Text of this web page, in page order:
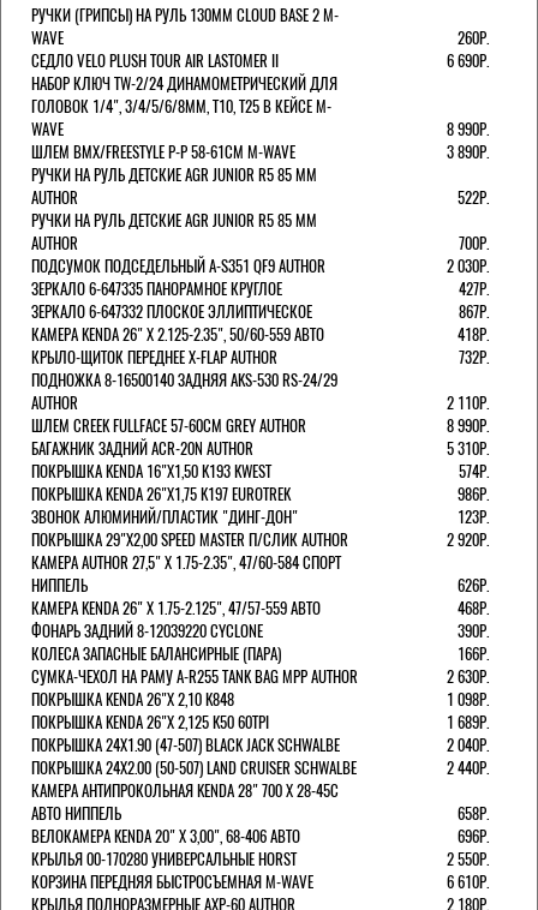
РУЧКИ (ГРИПСЫ) НА РУЛЬ 130ММ CLOUD BASE 2 M-
WAVE
260Р.
СЕДЛО VELO PLUSH TOUR AIR LASTOMER II
6 690Р.
НАБОР КЛЮЧ TW-2/24 ДИНАМОМЕТРИЧЕСКИЙ ДЛЯ
ГОЛОВОК 1/4", 3/4/5/6/8ММ, T10, T25 В КЕЙСЕ M-
WAVE
8 990Р.
ШЛЕМ ВМХ/FREESTYLE Р-Р 58-61СМ M-WAVE
3 890Р.
РУЧКИ НА РУЛЬ ДЕТСКИЕ AGR JUNIOR R5 85 ММ
AUTHOR
522Р.
РУЧКИ НА РУЛЬ ДЕТСКИЕ AGR JUNIOR R5 85 ММ
AUTHOR
700Р.
ПОДСУМОК ПОДСЕДЕЛЬНЫЙ A-S351 QF9 AUTHOR
2 030Р.
ЗЕРКАЛО 6-647335 ПАНОРАМНОЕ КРУГЛОЕ
427Р.
ЗЕРКАЛО 6-647332 ПЛОСКОЕ ЭЛЛИПТИЧЕСКОЕ
867Р.
КАМЕРА KENDA 26" Х 2.125-2.35", 50/60-559 АВТО
418Р.
КРЫЛО-ЩИТОК ПЕРЕДНЕЕ X-FLAP AUTHOR
732Р.
ПОДНОЖКА 8-16500140 ЗАДНЯЯ AKS-530 RS-24/29
AUTHOR
2 110Р.
ШЛЕМ CREEK FULLFACE 57-60СМ GREY AUTHOR
8 990Р.
БАГАЖНИК ЗАДНИЙ ACR-20N AUTHOR
5 310Р.
ПОКРЫШКА KENDA 16"Х1,50 K193 KWEST
574Р.
ПОКРЫШКА KENDA 26"Х1,75 K197 EUROTREK
986Р.
ЗВОНОК АЛЮМИНИЙ/ПЛАСТИК "ДИНГ-ДОН"
123Р.
ПОКРЫШКА 29"Х2,00 SPEED MASTER П/СЛИК AUTHOR
2 920Р.
КАМЕРА AUTHOR 27,5" Х 1.75-2.35", 47/60-584 СПОРТ
НИППЕЛЬ
626Р.
КАМЕРА KENDA 26" Х 1.75-2.125", 47/57-559 АВТО
468Р.
ФОНАРЬ ЗАДНИЙ 8-12039220 CYCLONE
390Р.
КОЛЕСА ЗАПАСНЫЕ БАЛАНСИРНЫЕ (ПАРА)
166Р.
CУМКА-ЧЕХОЛ НА РАМУ A-R255 TANK BAG MPP AUTHOR
2 630Р.
ПОКРЫШКА KENDA 26"Х 2,10 K848
1 098Р.
ПОКРЫШКА KENDA 26"Х 2,125 K50 60TPI
1 689Р.
ПОКРЫШКА 24X1.90 (47-507) BLACK JACK SCHWALBE
2 040Р.
ПОКРЫШКА 24X2.00 (50-507) LAND CRUISER SCHWALBE
2 440Р.
КАМЕРА АНТИПРОКОЛЬНАЯ KENDA 28" 700 Х 28-45C
АВТО НИППЕЛЬ
658Р.
ВЕЛОКАМЕРА KENDA 20" Х 3,00", 68-406 АВТО
696Р.
КРЫЛЬЯ 00-170280 УНИВЕРСАЛЬНЫЕ HORST
2 550Р.
КОРЗИНА ПЕРЕДНЯЯ БЫСТРОСЪЕМНАЯ M-WAVE
6 610Р.
КРЫЛЬЯ ПОЛНОРАЗМЕРНЫЕ AXP-60 AUTHOR
2 180Р.